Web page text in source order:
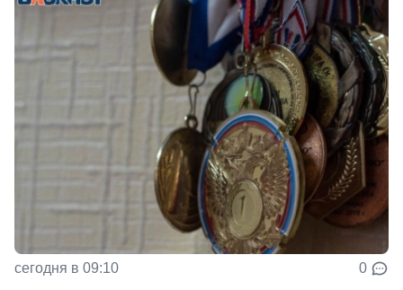
сегодня в 09:10 0